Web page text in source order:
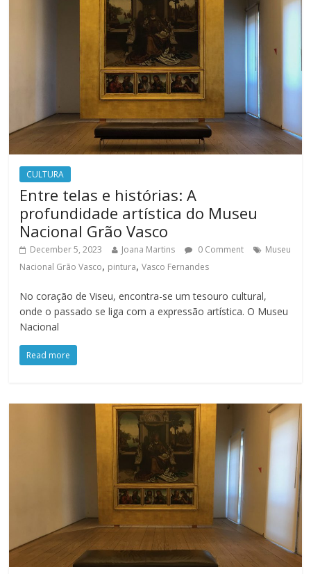
CULTURA
Entre telas e histórias: A
profundidade artística do Museu
Nacional Grão Vasco
December 5, 2023 Joana Martins 0 Comment
Museu
Nacional Grão Vasco, pintura,Vasco Fernandes
No coração de Viseu, encontra-se um tesouro cultural,
onde o passado se liga com a expressão artística. O Museu
Nacional
Read more